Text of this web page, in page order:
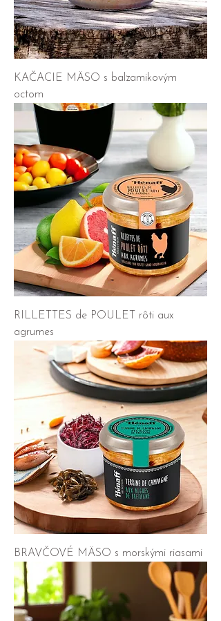
KAČACIE MÄSO s balzamikovým
octom
RILLETTES de POULET rôti aux
agrumes
BRAVČOVÉ MÄSO s morskými riasami